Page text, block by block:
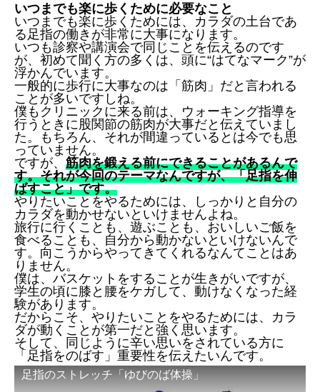
いつまでも楽に歩くために必要なこと
いつまでも楽に歩くためには、カラダの土台であ
る足指の働きが非常に大事になります。
いつも診察や講演会で同じことを伝えるのです
が、初めて聞く方の多くは、頭に“はてなマーク”が
浮かんでいます。
一般的に歩行に大事なのは「筋肉」だと言われる
ことが多いですしね。
僕もクリニックに来る前は、ウォーキング指導を
行うときに股関節の筋肉が大事だと伝えていまし
た。もちろん、それが間違っているとは今でも思
っていません。
ですが、 筋肉を鍛える前にできることがあるんで
す。それが今回のテーマなんですが、「足指を伸
ばすこと」です。
やりたいことをやるためには、しっかりと自分の
カラダを動かせないといけませんよね。
旅行に行くことも、遊ぶことも、おいしいご飯を
食べることも、自分から動かないといけないんで
す。向こうからやってきてくれるなんてことはあ
りません。
僕は、バスケットをすることが生きがいですが、
学生の頃に膝と腰をケガして、動けなくなった経
験があります。
だからこそ、やりたいことをやるためには、カラ
ダが動くことが第一だと強く思います。
そして、同じように辛い思いをされている方に
「足指をのばす」重要性を伝えたいんです。
足指のストレッチ「ゆびのば体操」